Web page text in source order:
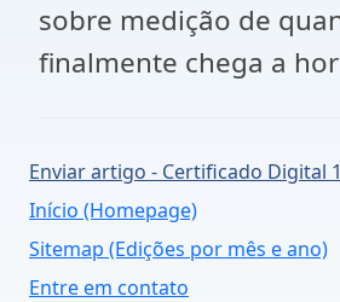
sobre medição de
finalmente chega a
Enviar artigo - Certificado Digital
Início (Homepage)
Sitemap (Edições por mês e ano)
Entre em contato